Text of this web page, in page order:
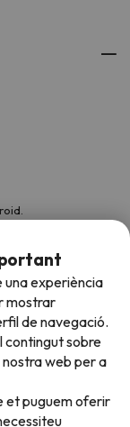
experiència
mostrar
de navegació.
contingut sobre
web per a
et puguem oferir